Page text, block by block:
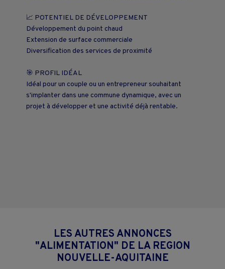
📈 POTENTIEL DE DÉVELOPPEMENT
Développement du point chaud
Extension de surface commerciale
Diversification des services de proximité
🎯 PROFIL IDÉAL
Idéal pour un couple ou un entrepreneur souhaitant
s'implanter dans une commune dynamique, avec un
projet à développer et une activité déjà rentable.
LES AUTRES ANNONCES
"ALIMENTATION" DE LA REGION
NOUVELLE-AQUITAINE